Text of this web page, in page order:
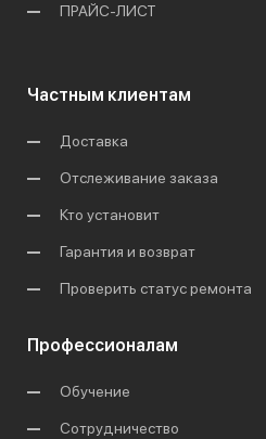
ПРАЙС-ЛИСТ
Частным клиентам
Доставка
Отслеживание заказа
Кто установит
Гарантия и возврат
Проверить статус ремонта
Профессионалам
Обучение
Сотрудничество